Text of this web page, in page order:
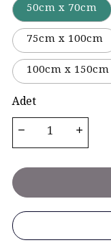
50cm x 70cm
75cm x 100cm
100cm x 150cm
Adet